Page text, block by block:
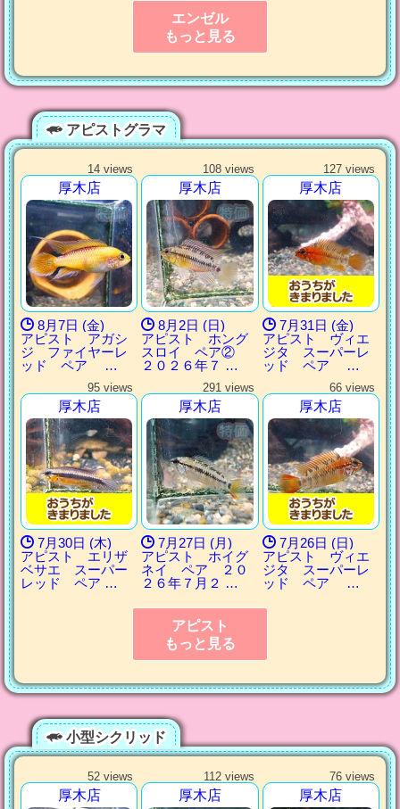
エンゼル
もっと見る
アピストグラマ
14 views
厚木店
8月7日 (金)
アピスト アガシ
ジ ファイヤーレ
ッド ペア …
108 views
厚木店
8月2日 (日)
アピスト ホング
スロイ ペア②
２０２６年７ …
127 views
厚木店
7月31日 (金)
アピスト ヴィエ
ジタ スーパーレ
ッド ペア …
95 views
厚木店
7月30日 (木)
アピスト エリザ
ベサエ スーパー
レッド ペア …
291 views
厚木店
7月27日 (月)
アピスト ホイグ
ネイ ペア ２０
２６年７月２ …
66 views
厚木店
7月26日 (日)
アピスト ヴィエ
ジタ スーパーレ
ッド ペア …
アピスト
もっと見る
小型シクリッド
52 views
厚木店
112 views
厚木店
76 views
厚木店